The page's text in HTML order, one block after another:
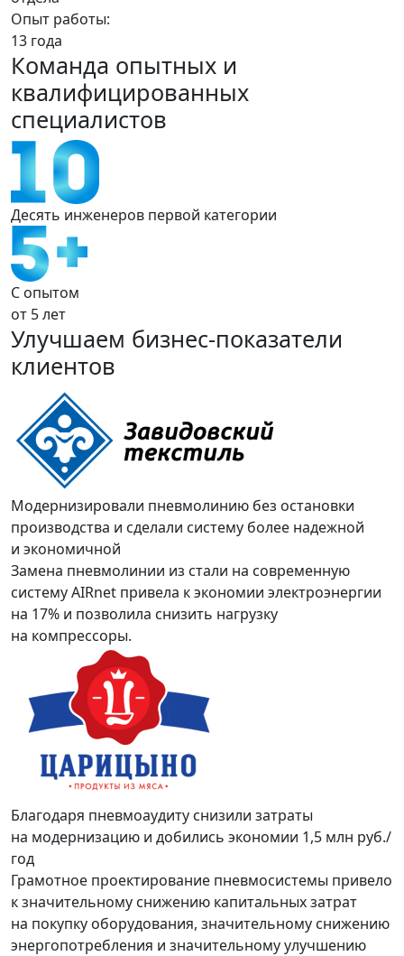
Опыт работы:
13 года
Команда опытных и
квалифицированных
специалистов
Десять инженеров первой категории
С опытом
от 5 лет
Улучшаем бизнес-показатели
клиентов
Модернизировали пневмолинию без остановки
производства и сделали систему более надежной
и экономичной
Замена пневмолинии из стали на современную
систему AIRnet привела к экономии электроэнергии
на 17% и позволила снизить нагрузку
на компрессоры.
Благодаря пневмоаудиту снизили затраты
на модернизацию и добились экономии 1,5 млн руб./
год
Грамотное проектирование пневмосистемы привело
к значительному снижению капитальных затрат
на покупку оборудования, значительному снижению
энергопотребления и значительному улучшению